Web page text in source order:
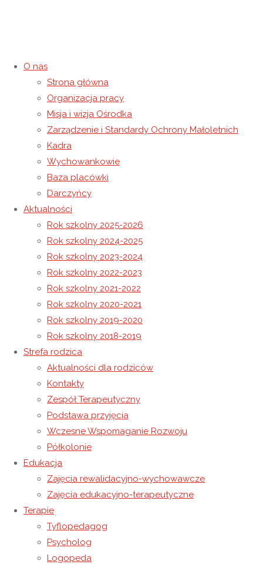
O nas
Strona główna
Organizacja pracy
Misja i wizja Ośrodka
Zarządzenie i Standardy Ochrony Małoletnich
Kadra
Wychowankowie
Baza placówki
Darczyńcy
Aktualności
Rok szkolny 2025-2026
Rok szkolny 2024-2025
Rok szkolny 2023-2024
Rok szkolny 2022-2023
Rok szkolny 2021-2022
Rok szkolny 2020-2021
Rok szkolny 2019-2020
Rok szkolny 2018-2019
Strefa rodzica
Aktualności dla rodziców
Kontakty
Zespół Terapeutyczny
Podstawa przyjęcia
Wczesne Wspomaganie Rozwoju
Półkolonie
Edukacja
Zajęcia rewalidacyjno-wychowawcze
Zajęcia edukacyjno-terapeutyczne
Terapie
Tyflopedagog
Psycholog
Logopeda
Kategoria:Niewidoczne
Strona główna Archiwum dla kategorii „Niewidoczne"
27 czerwca 20227 września 2022 Niewidoczne
Programy półkolonii letniej
Program półkolonii letniej dla grup edukacyjno –
wychowawczych LINK Program półkolonii letniej dla grup
rewalidacyjno – wychowawczych LINK
Czytaj więcej "Programy półkolonii letniej"
27 czerwca 20227 września 2022 Niewidoczne
Regulamin Półkolonii
Czytaj więcej "Regulamin Półkolonii"